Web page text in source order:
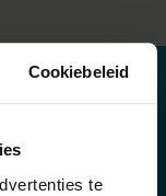
Cookiebeleid
te